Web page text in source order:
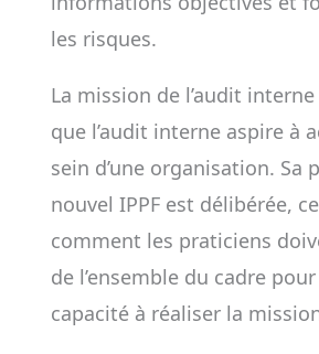
les risques.
La mission de l’audit
que l’audit interne aspire à
sein d’une organisation. Sa
nouvel IPPF est délibérée,
comment les praticiens
de l’ensemble du cadre
capacité à réaliser la